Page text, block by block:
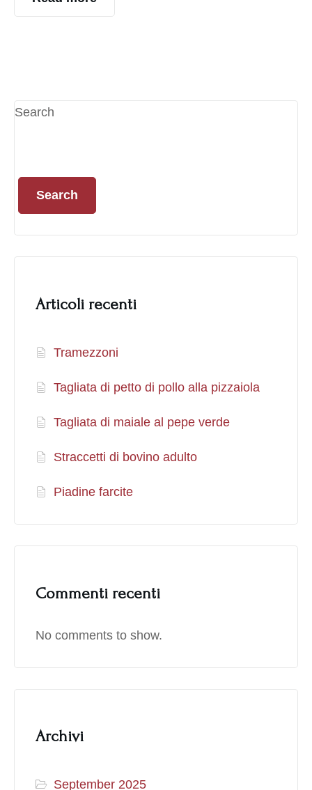
Search
Search
Articoli recenti
Tramezzoni
Tagliata di petto di pollo alla pizzaiola
Tagliata di maiale al pepe verde
Straccetti di bovino adulto
Piadine farcite
Commenti recenti
No comments to show.
Archivi
September 2025